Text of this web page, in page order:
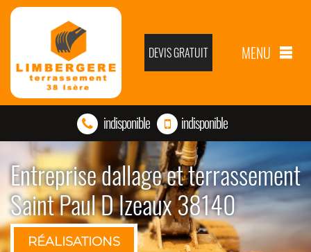
DEVIS GRATUIT MENU
indisponible indisponible
Entreprise dallage et terrassement
Saint Paul D Izeaux 38140
RÉALISATIONS